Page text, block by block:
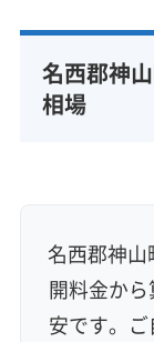
完全分解洗浄
資格保有スタッフ
エコ洗剤使用
地域密着型
利便性・サー
名西郡神
相場
名西郡神山
開料金か
安です。